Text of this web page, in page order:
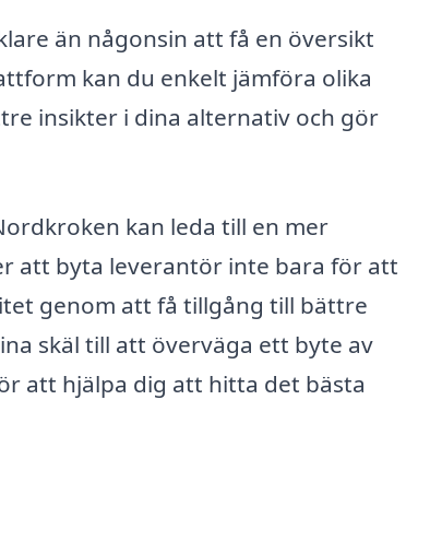
än någonsin att få en översikt
kan du enkelt jämföra olika
insikter i dina alternativ och gör
kan leda till en mer
att byta leverantör inte bara för att
genom att få tillgång till bättre
skäl till att överväga ett byte av
att hjälpa dig att hitta det bästa